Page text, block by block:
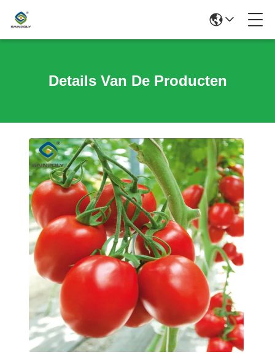
Details Van De Producten